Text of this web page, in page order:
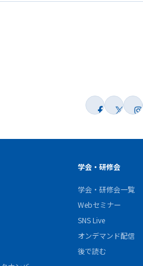
学会・研修会
学会・研修会一覧
Webセミナー
SNS Live
オンデマンド配信
後で読む